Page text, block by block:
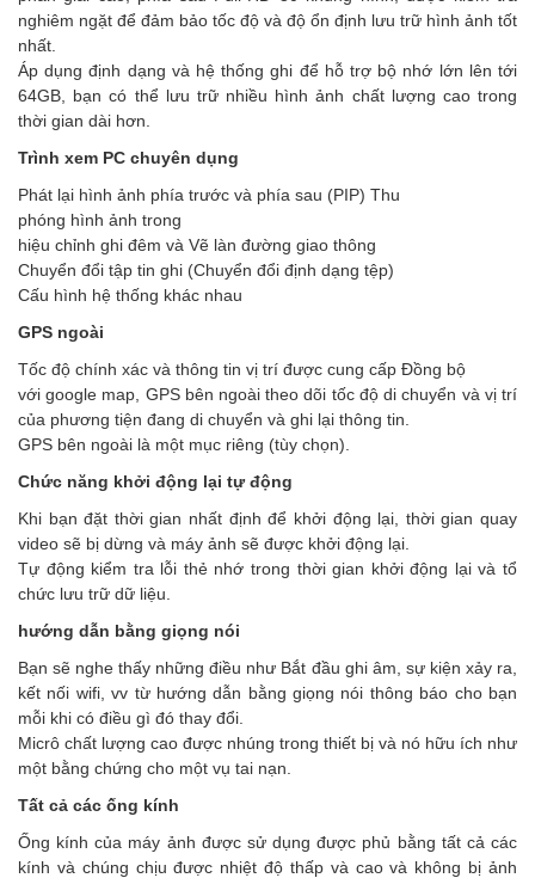
nghiêm ngặt để đảm bảo tốc độ và độ ổn định lưu trữ hình ảnh tốt
nhất.
Áp dụng định dạng và hệ thống ghi để hỗ trợ bộ nhớ lớn lên tới
64GB, bạn có thể lưu trữ nhiều hình ảnh chất lượng cao trong
thời gian dài hơn.
Trình xem PC chuyên dụng
Phát lại hình ảnh phía trước và phía sau (PIP) Thu
phóng hình ảnh trong
hiệu chỉnh ghi đêm và Vẽ làn đường giao thông
Chuyển đổi tập tin ghi (Chuyển đổi định dạng tệp)
Cấu hình hệ thống khác nhau
GPS ngoài
Tốc độ chính xác và thông tin vị trí được cung cấp Đồng bộ
với google map, GPS bên ngoài theo dõi tốc độ di chuyển và vị trí
của phương tiện đang di chuyển và ghi lại thông tin.
GPS bên ngoài là một mục riêng (tùy chọn).
Chức năng khởi động lại tự động
Khi bạn đặt thời gian nhất định để khởi động lại, thời gian quay
video sẽ bị dừng và máy ảnh sẽ được khởi động lại.
Tự động kiểm tra lỗi thẻ nhớ trong thời gian khởi động lại và tổ
chức lưu trữ dữ liệu.
hướng dẫn bằng giọng nói
Bạn sẽ nghe thấy những điều như Bắt đầu ghi âm, sự kiện xảy ra,
kết nối wifi, vv từ hướng dẫn bằng giọng nói thông báo cho bạn
mỗi khi có điều gì đó thay đổi.
Micrô chất lượng cao được nhúng trong thiết bị và nó hữu ích như
một bằng chứng cho một vụ tai nạn.
Tất cả các ống kính
Ống kính của máy ảnh được sử dụng được phủ bằng tất cả các
kính và chúng chịu được nhiệt độ thấp và cao và không bị ảnh